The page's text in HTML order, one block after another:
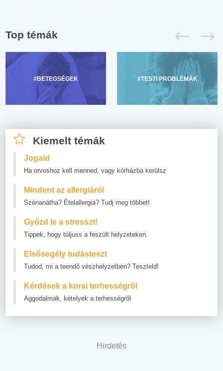
Top témák
#BETEGSÉGEK #TESTI PROBLÉMÁK
Kiemelt témák
Jogaid
Ha orvoshoz kell menned, vagy kórházba kerülsz
Mindent az allergiáról
Szénanátha? Ételallergia? Tudj meg többet!
Győzd le a stresszt!
Tippek, hogy túljuss a feszült helyzeteken.
Elsősegély tudásteszt
Tudod, mi a teendő vészhelyzetben? Teszteld!
Kérdések a korai terhességről
Aggodalmak, kételyek a terhességről
Hirdetés